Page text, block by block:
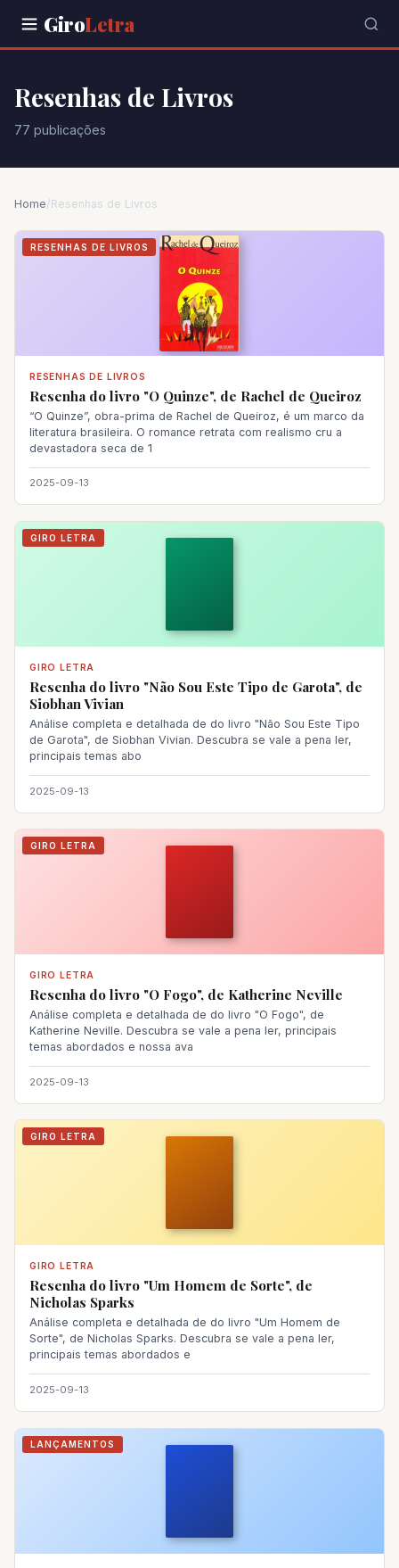
GiroLetra
Resenhas de Livros
77 publicações
Home/Resenhas de Livros
RESENHAS DE LIVROS
RESENHAS DE LIVROS
Resenha do livro "O Quinze", de Rachel de Queiroz
“O Quinze”, obra-prima de Rachel de Queiroz, é um marco da
literatura brasileira. O romance retrata com realismo cru a
devastadora seca de 1
2025-09-13
GIRO LETRA
GIRO LETRA
Resenha do livro "Não Sou Este Tipo de Garota", de
Siobhan Vivian
Análise completa e detalhada de do livro "Não Sou Este Tipo
de Garota", de Siobhan Vivian. Descubra se vale a pena ler,
principais temas abo
2025-09-13
GIRO LETRA
GIRO LETRA
Resenha do livro "O Fogo", de Katherine Neville
Análise completa e detalhada de do livro "O Fogo", de
Katherine Neville. Descubra se vale a pena ler, principais
temas abordados e nossa ava
2025-09-13
GIRO LETRA
GIRO LETRA
Resenha do livro "Um Homem de Sorte", de
Nicholas Sparks
Análise completa e detalhada de do livro "Um Homem de
Sorte", de Nicholas Sparks. Descubra se vale a pena ler,
principais temas abordados e
2025-09-13
LANÇAMENTOS